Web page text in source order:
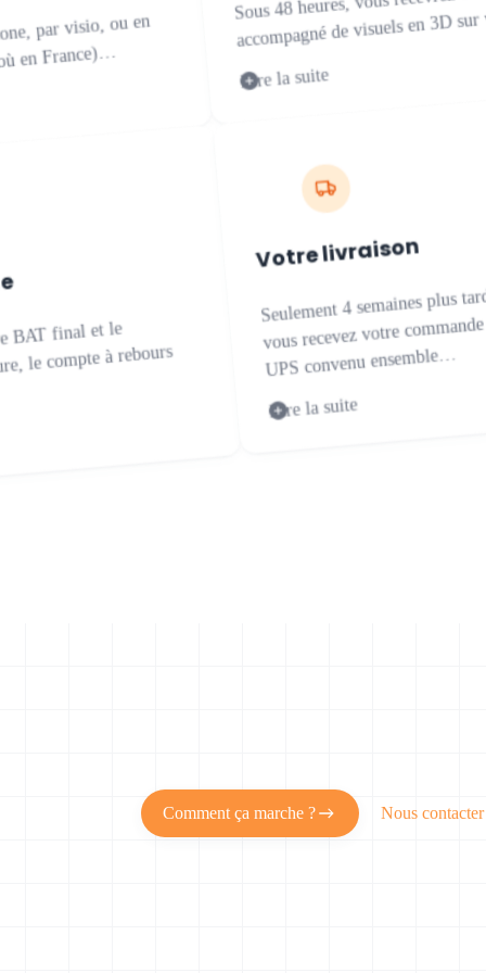
par visio, ou en
en France)…
BAT final et le
le compte à rebours
accompagné de visuels en 3D
Lire la suite
Votre livraison
Seulement 4 semaines plus
vous recevez votre
UPS convenu ensemble…
Lire la suite
Comment ça marche ? Nous contacter